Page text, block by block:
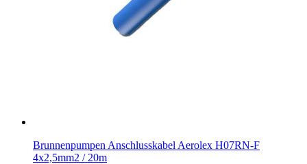
Brunnenpumpen Anschlusskabel Aerolex H07RN-F
4x2,5mm2 / 20m